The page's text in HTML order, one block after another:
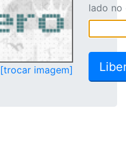
[trocar imagem]
lado no